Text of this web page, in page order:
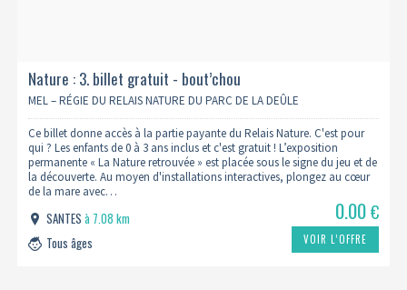
Nature : 3. billet gratuit - bout’chou
MEL – RÉGIE DU RELAIS NATURE DU PARC DE LA DEÛLE
Ce billet donne accès à la partie payante du Relais Nature. C'est pour
qui ? Les enfants de 0 à 3 ans inclus et c'est gratuit ! L’exposition
permanente « La Nature retrouvée » est placée sous le signe du jeu et de
la découverte. Au moyen d'installations interactives, plongez au cœur
de la mare avec…
SANTESà 7.08 km
Tous âges
0.00€
VOIR L’OFFRE